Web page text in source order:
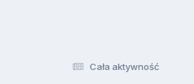
Cała aktywność